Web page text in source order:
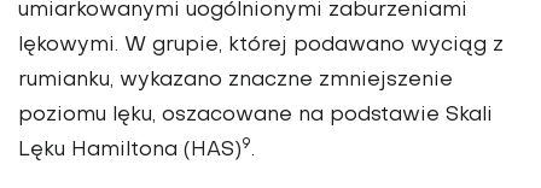
umiarkowanymi uogólnionymi zaburzeniami
lękowymi. W grupie, której podawano wyciąg z
rumianku, wykazano znaczne zmniejszenie
poziomu lęku, oszacowane na podstawie Skali
Lęku Hamiltona (HAS)9.